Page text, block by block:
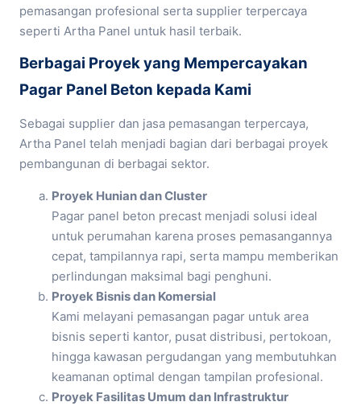
pemasangan profesional serta supplier terpercaya
seperti Artha Panel untuk hasil terbaik.
Berbagai Proyek yang Mempercayakan
Pagar Panel Beton kepada Kami
Sebagai supplier dan jasa pemasangan terpercaya,
Artha Panel telah menjadi bagian dari berbagai proyek
pembangunan di berbagai sektor.
Proyek Hunian dan Cluster
Pagar panel beton precast menjadi solusi ideal
untuk perumahan karena proses pemasangannya
cepat, tampilannya rapi, serta mampu memberikan
perlindungan maksimal bagi penghuni.
Proyek Bisnis dan Komersial
Kami melayani pemasangan pagar untuk area
bisnis seperti kantor, pusat distribusi, pertokoan,
hingga kawasan pergudangan yang membutuhkan
keamanan optimal dengan tampilan profesional.
Proyek Fasilitas Umum dan Infrastruktur